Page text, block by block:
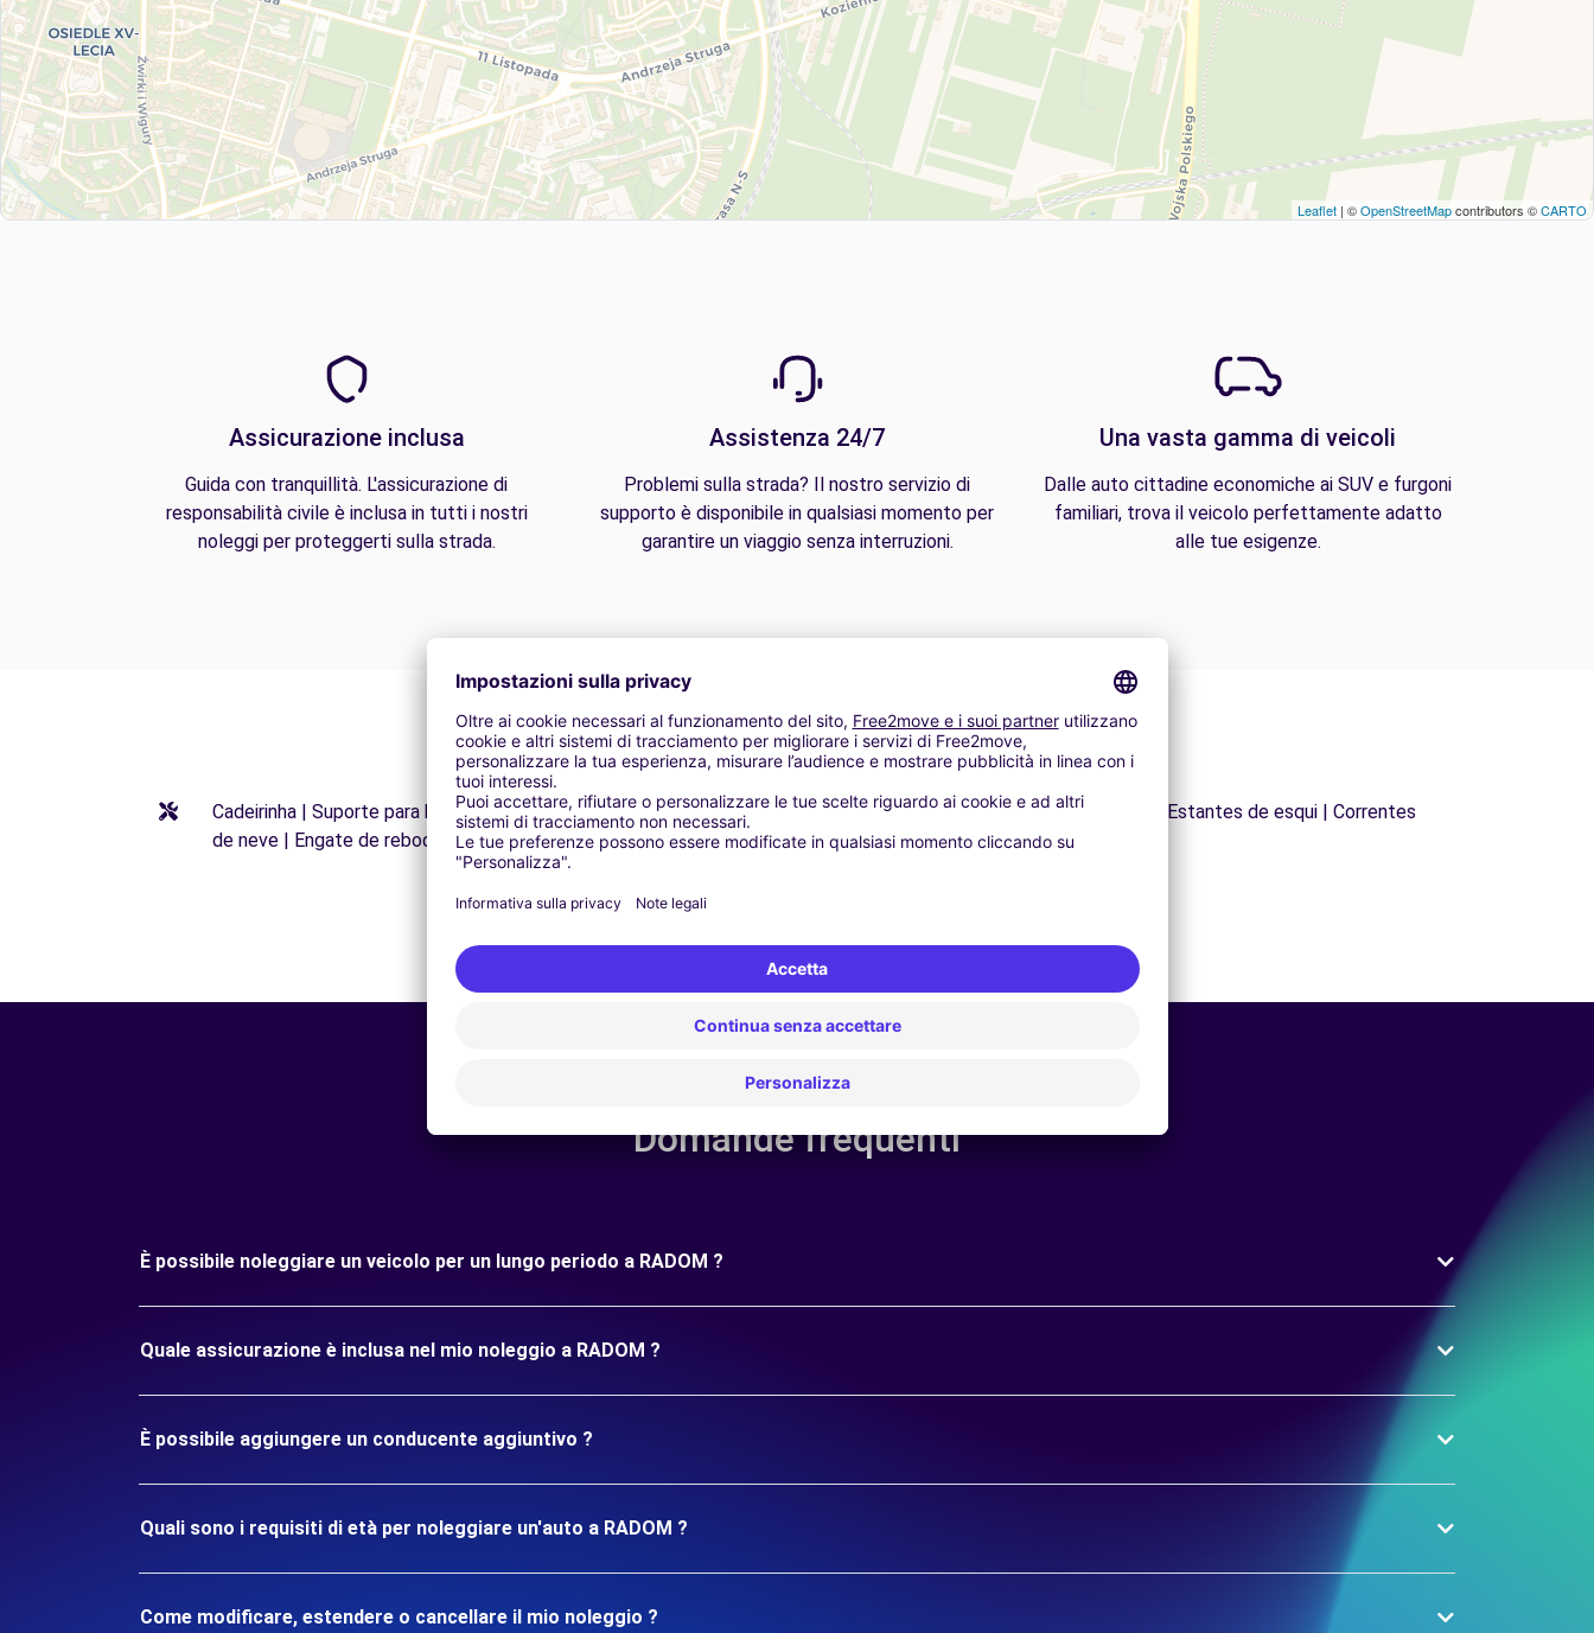
Leaflet | ©OpenStreetMapcontributors ©CARTO
Assicurazione inclusa
Guida con tranquillità. L'assicurazione di
responsabilità civile è inclusa in tutti i nostri
noleggi per proteggerti sulla strada.
Assistenza 24/7
Problemi sulla strada? Il nostro servizio di
supporto è disponibile in qualsiasi momento per
garantire un viaggio senza interruzioni.
Una vasta gamma di veicoli
Dalle auto cittadine economiche ai SUV e furgoni
familiari, trova il veicolo perfettamente adatto
alle tue esigenze.
Cadeirinha | Suporte para bicileta | Almofada elevatória | GPS | Kit móvel | Caixa de tejadilho | Barras de Tejadilho | Estantes de esqui | Correntes
de neve | Engate de reboque | Pneus de Inverno
Domande frequenti
È possibile noleggiare un veicolo per un lungo periodo a RADOM ?
Quale assicurazione è inclusa nel mio noleggio a RADOM ?
È possibile aggiungere un conducente aggiuntivo ?
Quali sono i requisiti di età per noleggiare un'auto a RADOM ?
Come modificare, estendere o cancellare il mio noleggio ?